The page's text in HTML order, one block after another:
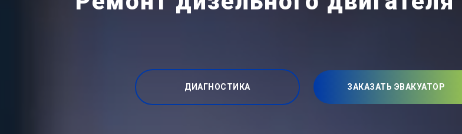
ДИАГНОСТИКА ЗАКАЗАТЬ ЭВАКУАТОР